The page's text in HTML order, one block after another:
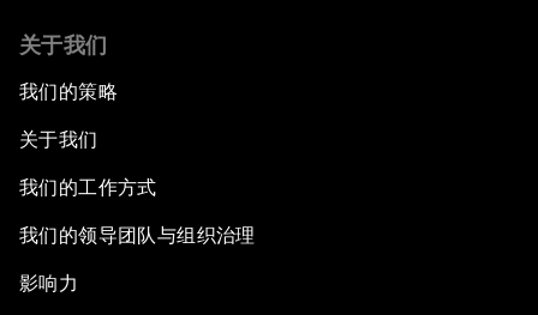
关于我们
我们的策略
关于我们
我们的工作方式
我们的领导团队与组织治理
影响力